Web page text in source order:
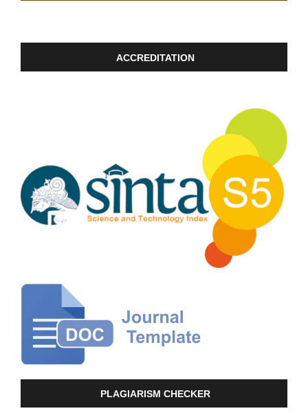
ACCREDITATION
PLAGIARISM CHECKER